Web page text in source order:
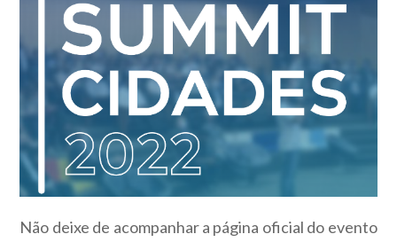
Não deixe de acompanhar a página oficial do evento